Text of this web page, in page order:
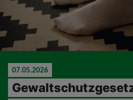
07.05.2026